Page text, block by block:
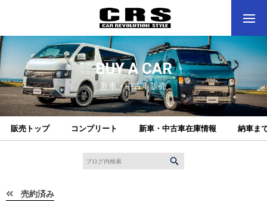
BUY A CAR
新車・中古車販売
販売トップ コンプリート 新車・中古車在庫情報 納車ま
売約済み